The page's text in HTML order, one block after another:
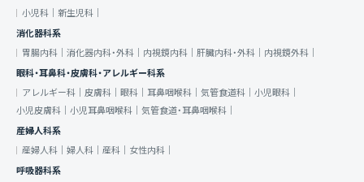
小児科｜ 新生児科｜
消化器科系
胃腸内科｜ 消化器内科・外科｜ 内視鏡内科｜ 肝臓内科・外科｜ 内視鏡外科｜
眼科・耳鼻科・皮膚科・アレルギー科系
アレルギー科｜ 皮膚科｜ 眼科｜ 耳鼻咽喉科｜ 気管食道科｜ 小児眼科｜
小児皮膚科｜ 小児耳鼻咽喉科｜ 気管食道・耳鼻咽喉科｜
産婦人科系
産婦人科｜ 婦人科｜ 産科｜ 女性内科｜
呼吸器科系